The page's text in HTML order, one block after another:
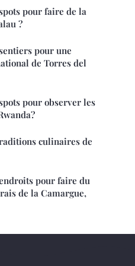
pour faire de la
?
pour une
de Torres del
pour observer les
culinaires de
pour faire du
de la Camargue,